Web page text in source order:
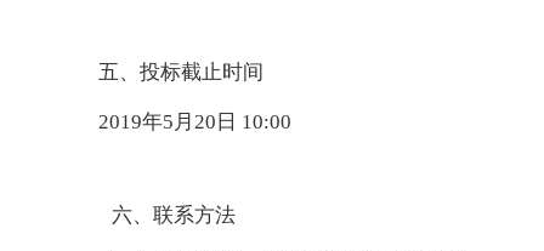
五、投标截止时间
2019年5月20日 10:00
六、联系方法